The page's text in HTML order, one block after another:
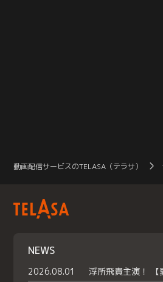
動画配信サービスのTELASA（テラサ）
NEWS
2026.08.01